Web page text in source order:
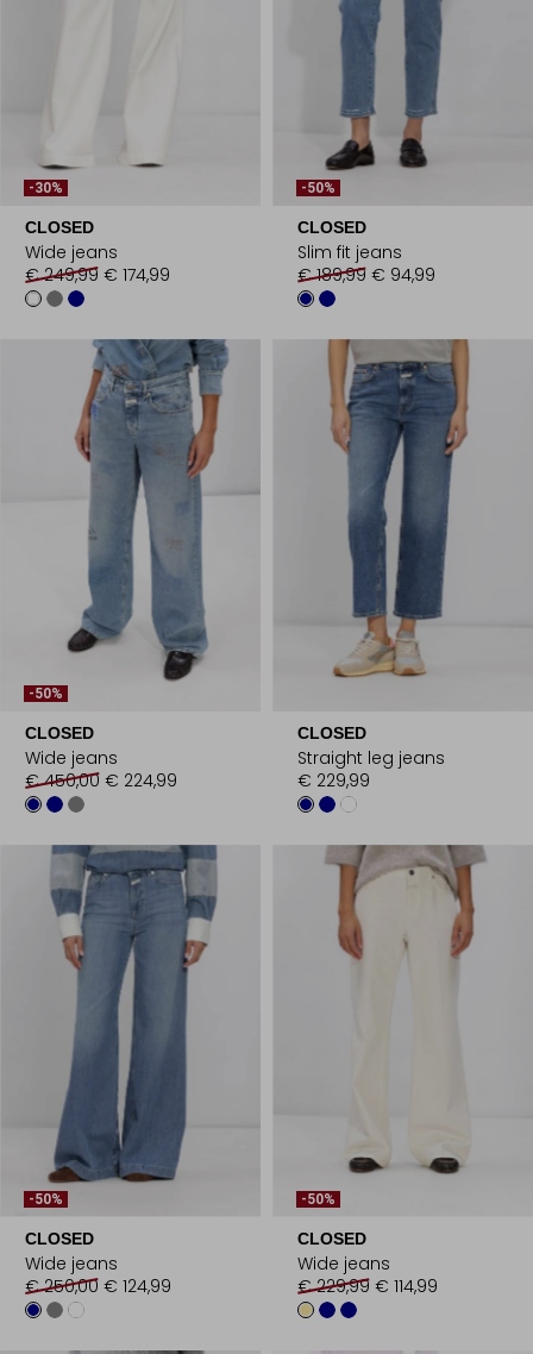
-30%
CLOSED
Wide jeans
€ 249,99 € 174,99
-50%
CLOSED
Slim fit jeans
€ 189,99 € 94,99
-50%
CLOSED
Wide jeans
€ 450,00 € 224,99
CLOSED
Straight leg jeans
€ 229,99
-50%
CLOSED
Wide jeans
€ 250,00 € 124,99
-50%
CLOSED
Wide jeans
€ 229,99 € 114,99